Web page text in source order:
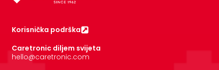
Korisnička podrška
Caretronic diljem svijeta
hello@caretronic.com